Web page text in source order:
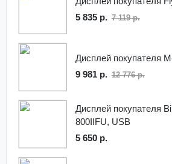
5 835 р. 7 119 р.
Дисплей покупателя
9 981 р. 12 776 р.
Дисплей покупателя
800IIFU, USB
5 650 р.